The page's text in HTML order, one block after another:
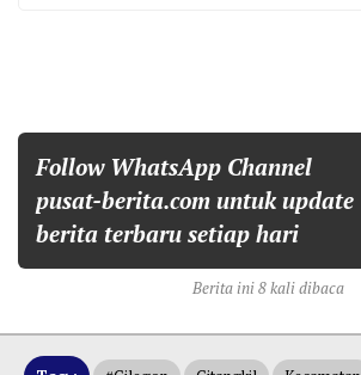
Follow WhatsApp Channel
pusat-berita.com untuk update
berita terbaru setiap hari
Berita ini 8 kali dibaca